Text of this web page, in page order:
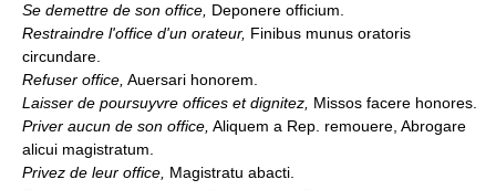
Se demettre de son office, Deponere officium.
Restraindre l'office d'un orateur, Finibus munus oratoris
circundare.
Refuser office, Auersari honorem.
Laisser de poursuyvre offices et dignitez, Missos facere honores.
Priver aucun de son office, Aliquem a Rep. remouere, Abrogare
alicui magistratum.
Privez de leur office, Magistratu abacti.